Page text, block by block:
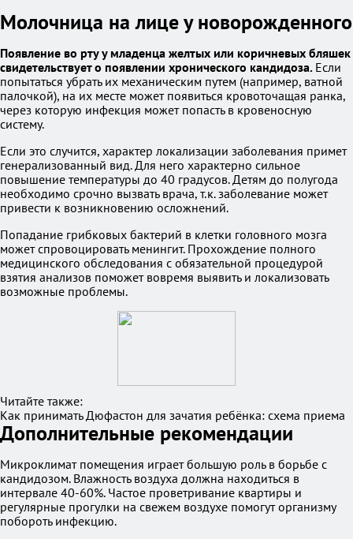
Молочница на лице у новорожденного
Появление во рту у младенца желтых или коричневых бляшек
свидетельствует о появлении хронического кандидоза. Если
попытаться убрать их механическим путем (например, ватной
палочкой), на их месте может появиться кровоточащая ранка,
через которую инфекция может попасть в кровеносную
систему.
Если это случится, характер локализации заболевания примет
генерализованный вид. Для него характерно сильное
повышение температуры до 40 градусов. Детям до полугода
необходимо срочно вызвать врача, т.к. заболевание может
привести к возникновению осложнений.
Попадание грибковых бактерий в клетки головного мозга
может спровоцировать менингит. Прохождение полного
медицинского обследования с обязательной процедурой
взятия анализов поможет вовремя выявить и локализовать
возможные проблемы.
Читайте также:
Как принимать Дюфастон для зачатия ребёнка: схема приема
Дополнительные рекомендации
Микроклимат помещения играет большую роль в борьбе с
кандидозом. Влажность воздуха должна находиться в
интервале 40-60%. Частое проветривание квартиры и
регулярные прогулки на свежем воздухе помогут организму
побороть инфекцию.